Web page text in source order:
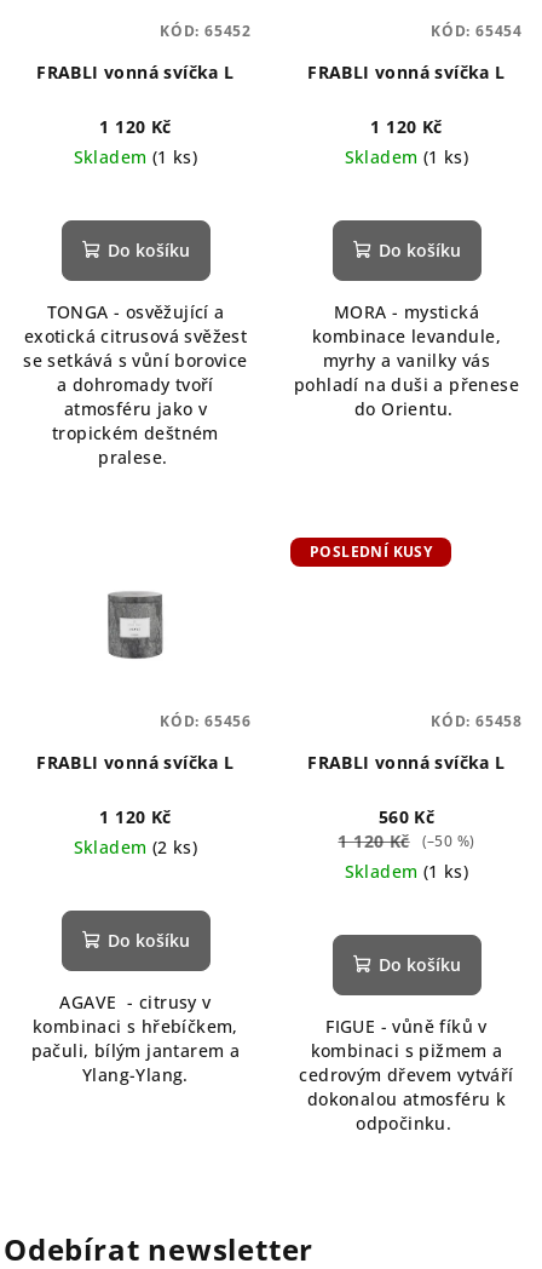
FRABLI vonná svíčka L
1 120 Kč
Skladem (1 ks)
Do košíku
TONGA - osvěžující a
exotická citrusová svěžest
se setkává s vůní borovice
a dohromady tvoří
atmosféru jako v
tropickém deštném
pralese.
KÓD: 65452
FRABLI vonná svíčka L
1 120 Kč
Skladem (1 ks)
Do košíku
MORA - mystická
kombinace levandule,
myrhy a vanilky vás
pohladí na duši a přenese
do Orientu.
KÓD: 65454
FRABLI vonná svíčka L
1 120 Kč
Skladem (2 ks)
Do košíku
AGAVE - citrusy v
kombinaci s hřebíčkem,
pačuli, bílým jantarem a
Ylang-Ylang.
KÓD: 65456
POSLEDNÍ KUSY
FRABLI vonná svíčka L
560 Kč
1 120 Kč
(–50 %)
Skladem (1 ks)
Do košíku
FIGUE - vůně fíků v
kombinaci s pižmem a
cedrovým dřevem vytváří
dokonalou atmosféru k
odpočinku.
KÓD: 65458
Odebírat newsletter